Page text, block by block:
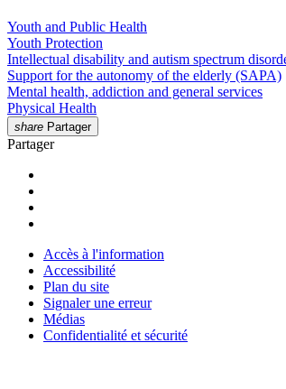
Youth and Public Health
Youth Protection
Intellectual disability and autism spectrum
Support for the autonomy of the elderly (SAPA)
Mental health, addiction and general services
Physical Health
share Partager
Partager
Accès à l'information
Accessibilité
Plan du site
Signaler une erreur
Médias
Confidentialité et sécurité